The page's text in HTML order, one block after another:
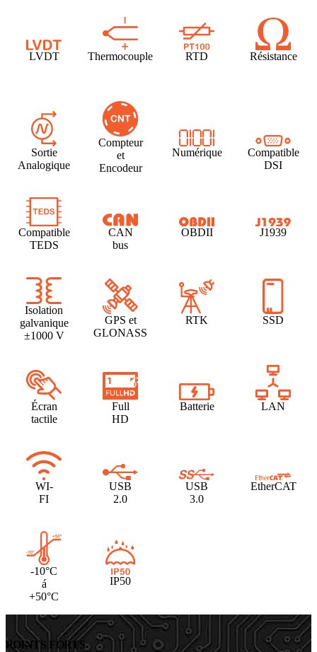
LVDT Thermocouple RTD Résistance
Sortie
Analogique
Compteur
et
Encodeur
Numérique
Compatible
DSI
Compatible
TEDS
CAN
bus
OBDII J1939
Isolation
galvanique
±1000 V
GPS et
GLONASS
RTK SSD
Écran
tactile
Full
HD
Batterie LAN
WI-
FI
USB
2.0
USB
3.0
EtherCAT
-10°C
á
+50°C
IP50
POINTS FORTS